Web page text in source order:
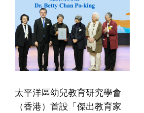
太平洋區幼兒教育研究學會
（香港）首設「傑出教育家